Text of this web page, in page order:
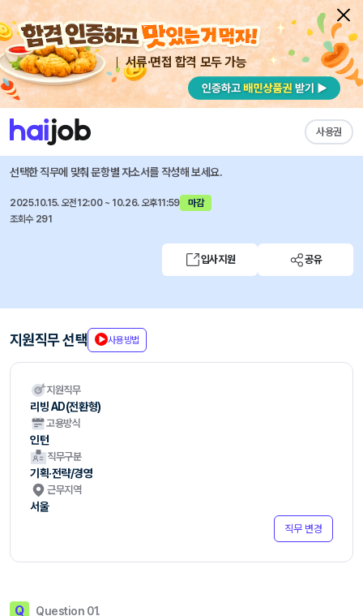
서류·면접 합격 모두 가능
사용권
채용공고 자소서 자유항목 자소서 내 작성목록
엠에이치앤코 즐겨찾기
정기인턴십 2025 하반기 전환형 인턴 9기
선택한 직무에 맞춰 문항별 자소서를 작성해 보세요.
2025.10.15. 오전12:00 ~ 10.26. 오후11:59
마감
조회수 291
입사지원 공유
지원직무 선택 사용방법
지원직무
리빙 AD(전환형)
고용방식
인턴
직무구분
기획·전략/경영
근무지역
서울
직무 변경
Q Question 01.